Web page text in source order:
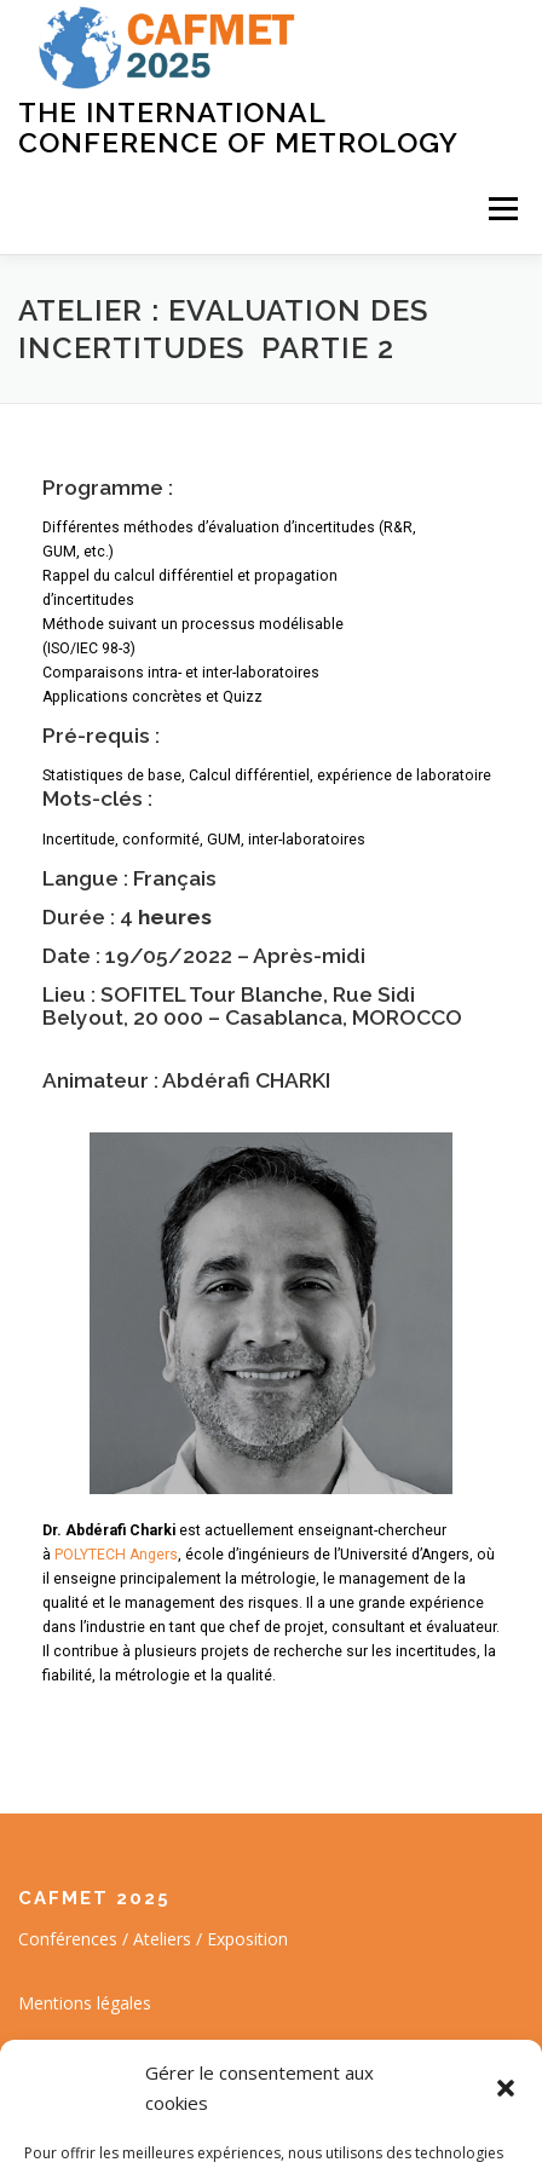
Gérer le consentement aux
cookies
Pour offrir les meilleures expériences, nous utilisons des technologies
THE INTERNATIONAL
CONFERENCE OF METROLOGY
Menu
ACCUEIL COMITÉS PROGRAMME
CONTACT
ATELIER : EVALUATION DES
INCERTITUDES PARTIE 2
Programme :
Différentes méthodes d’évaluation d’incertitudes (R&R,
GUM, etc.)
Rappel du calcul différentiel et propagation
d’incertitudes
Méthode suivant un processus modélisable
(ISO/IEC 98-3)
Comparaisons intra- et inter-laboratoires
Applications concrètes et Quizz
Pré-requis :
Statistiques de base, Calcul différentiel, expérience de laboratoire
Mots-clés :
Incertitude, conformité, GUM, inter-laboratoires
Langue : Français
Durée : 4 heures
Date : 19/05/2022 – Après-midi
Lieu : SOFITEL Tour Blanche, Rue Sidi
Belyout, 20 000 – Casablanca, MOROCCO
Animateur : Abdérafi CHARKI
Dr. Abdérafi Charki est actuellement enseignant-chercheur
à POLYTECH Angers, école d’ingénieurs de l’Université d’Angers, où
il enseigne principalement la métrologie, le management de la
qualité et le management des risques. Il a une grande expérience
dans l’industrie en tant que chef de projet, consultant et évaluateur.
Il contribue à plusieurs projets de recherche sur les incertitudes, la
fiabilité, la métrologie et la qualité.
CAFMET 2025
Conférences / Ateliers / Exposition
Mentions légales
Suivez l'actualité de la conférence et du CAFMET